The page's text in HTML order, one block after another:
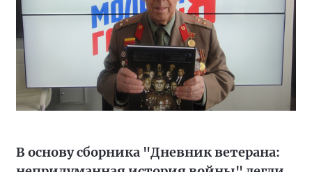
В основу сборника "Дневник ветерана: